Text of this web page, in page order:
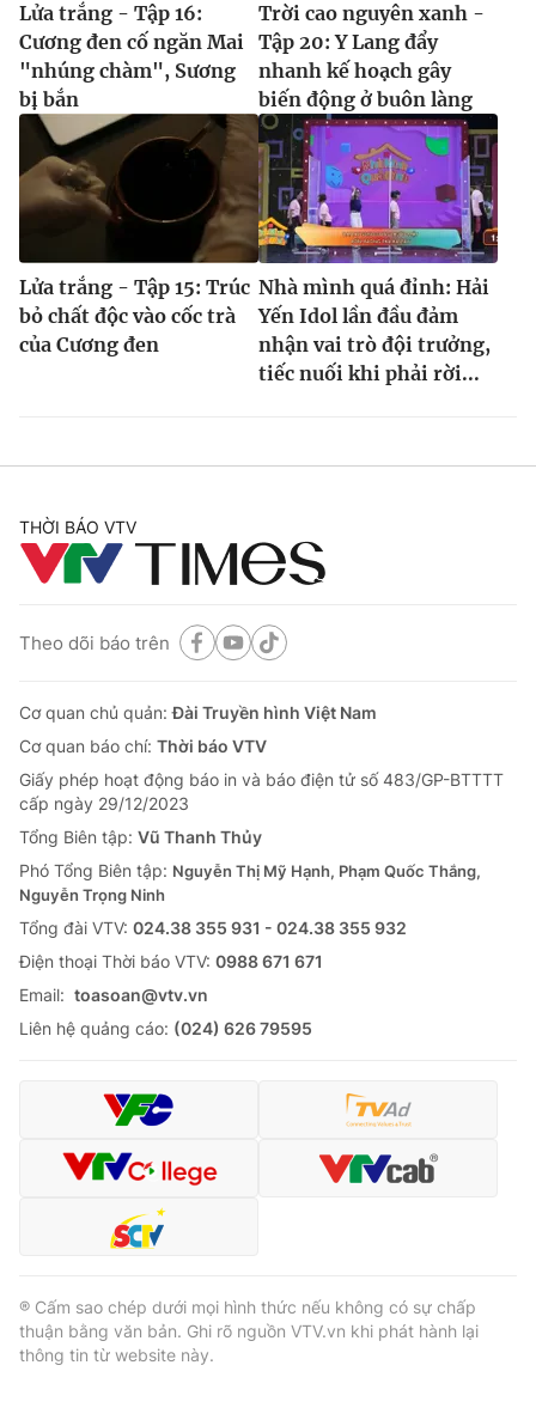
Lửa trắng - Tập 16:
Cương đen cố ngăn Mai
"nhúng chàm", Sương
bị bắn
Trời cao nguyên xanh -
Tập 20: Y Lang đẩy
nhanh kế hoạch gây
biến động ở buôn làng
Lửa trắng - Tập 15: Trúc
bỏ chất độc vào cốc trà
của Cương đen
Nhà mình quá đỉnh: Hải
Yến Idol lần đầu đảm
nhận vai trò đội trưởng,
tiếc nuối khi phải rời...
THỜI BÁO VTV
Theo dõi báo trên
Cơ quan chủ quản:Đài Truyền hình Việt Nam
Cơ quan báo chí: Thời báo VTV
Giấy phép hoạt động báo in và báo điện tử số 483/GP-BTTTT
cấp ngày 29/12/2023
Tổng Biên tập: Vũ Thanh Thủy
Phó Tổng Biên tập: Nguyễn Thị Mỹ Hạnh, Phạm Quốc Thắng,
Nguyễn Trọng Ninh
Tổng đài VTV: 024.38 355 931 - 024.38 355 932
Ðiện thoại Thời báo VTV: 0988 671 671
Email: toasoan@vtv.vn
Liên hệ quảng cáo: (024) 626 79595
® Cấm sao chép dưới mọi hình thức nếu không có sự chấp
thuận bằng văn bản. Ghi rõ nguồn VTV.vn khi phát hành lại
thông tin từ website này.